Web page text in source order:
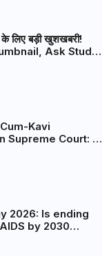
बड़ी खुशखबरी!
Ask Studio
Kavi
Supreme Court: A
2026: Is ending
by 2030